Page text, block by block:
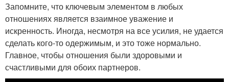
Запомните, что ключевым элементом в любых
отношениях является взаимное уважение и
искренность. Иногда, несмотря на все усилия, не удается
сделать кого-то одержимым, и это тоже нормально.
Главное, чтобы отношения были здоровыми и
счастливыми для обоих партнеров.